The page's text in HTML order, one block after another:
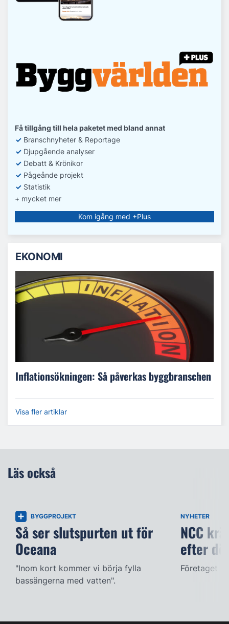
Få tillgång till hela paketet med bland annat
✓ Branschnyheter & Reportage
✓ Djupgående analyser
✓ Debatt & Krönikor
✓ Pågeånde projekt
✓ Statistik
+ mycket mer
Kom igång med +Plus
EKONOMI
Inflationsökningen: Så påverkas byggbranschen
Visa fler artiklar
Läs också
BYGGPROJEKT
Så ser slutspurten ut för
Oceana
"Inom kort kommer vi börja fylla
bassängerna med vatten".
NYHETER
NCC
efter
Företaget